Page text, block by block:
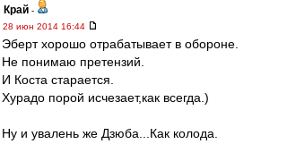
Край -
28 июн 2014 16:44
Эберт хорошо отрабатывает в обороне.
Не понимаю претензий.
И Коста старается.
Хурадо порой исчезает,как всегда.)
Ну и увалень же Дзюба...Как колода.